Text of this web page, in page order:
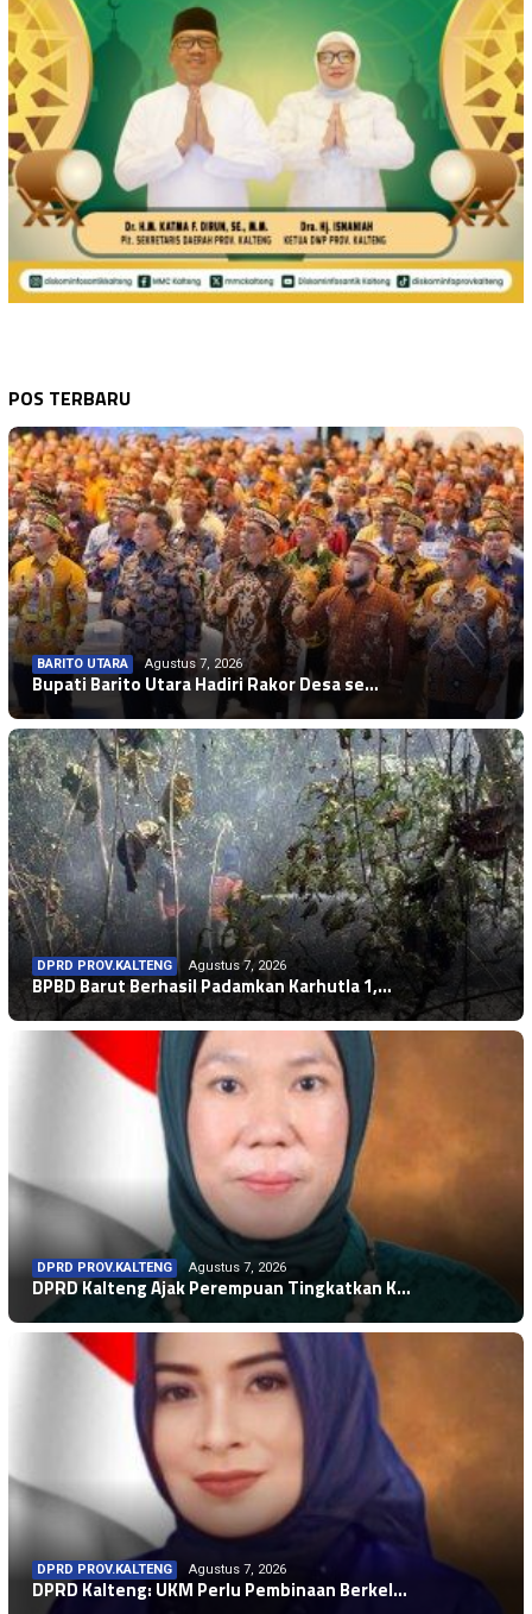
POS TERBARU
BARITO UTARA Agustus 7, 2026
Bupati Barito Utara Hadiri Rakor Desa se…
DPRD PROV.KALTENG Agustus 7, 2026
BPBD Barut Berhasil Padamkan Karhutla 1,…
DPRD PROV.KALTENG Agustus 7, 2026
DPRD Kalteng Ajak Perempuan Tingkatkan K…
DPRD PROV.KALTENG Agustus 7, 2026
DPRD Kalteng: UKM Perlu Pembinaan Berkel…